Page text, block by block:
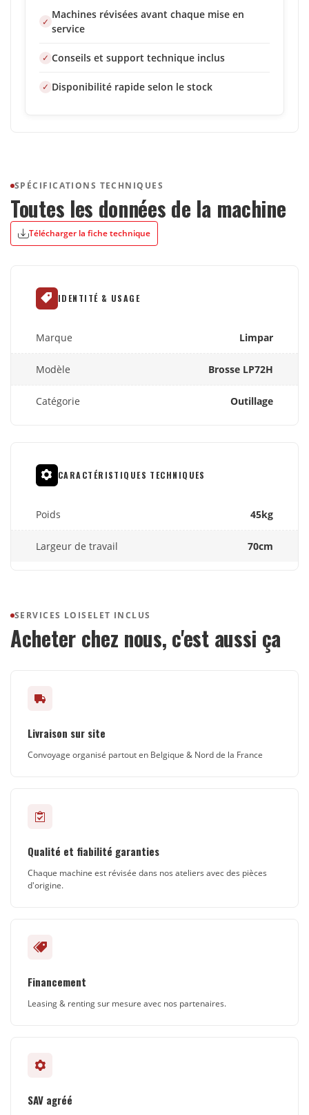
Machines révisées avant chaque mise en
service
Conseils et support technique inclus
Disponibilité rapide selon le stock
SPÉCIFICATIONS TECHNIQUES
Toutes les données de la machine
Télécharger la fiche technique
IDENTITÉ & USAGE
Marque Limpar
Modèle Brosse LP72H
Catégorie Outillage
CARACTÉRISTIQUES TECHNIQUES
Poids 45kg
Largeur de travail 70cm
SERVICES LOISELET INCLUS
Acheter chez nous, c'est aussi ça
Livraison sur site
Convoyage organisé partout en Belgique & Nord de la France
Qualité et fiabilité garanties
Chaque machine est révisée dans nos ateliers avec des pièces
d'origine.
Financement
Leasing & renting sur mesure avec nos partenaires.
SAV agréé